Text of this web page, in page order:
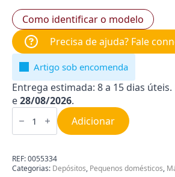
Como identificar o modelo
Precisa de ajuda? Fale
Artigo sob encomenda
Entrega estimada: 8 a 15 dias
e28/08/2026.
Quantidade
de
Recipiente
para
de
Café
Krups
Adicionar
REF:0055334
Categorias: Depósitos, Pequenos domésticos,